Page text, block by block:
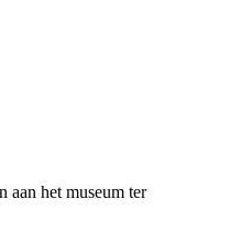
aan het museum ter